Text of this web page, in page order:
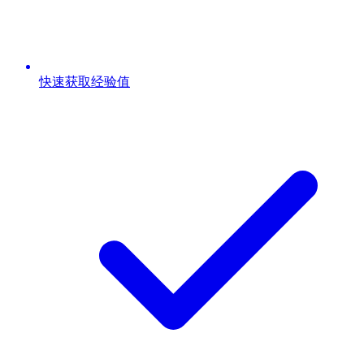
快速获取经验值